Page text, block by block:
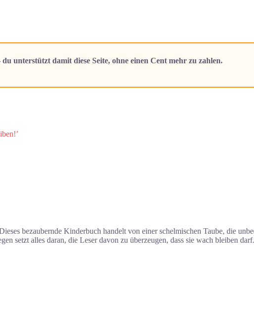
unterstützt damit diese Seite, ohne einen Cent mehr zu zahlen.
bezaubernde Kinderbuch handelt von einer schelmischen Taube, die
setzt alles daran, die Leser davon zu überzeugen, dass sie wach bleiben